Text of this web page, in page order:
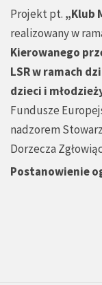
Projekt pt. „Klub
realizowany w
Kierowanego
LSR w ramach
dzieci i
Fundusze
nadzorem
Dorzecza
Postanowienie